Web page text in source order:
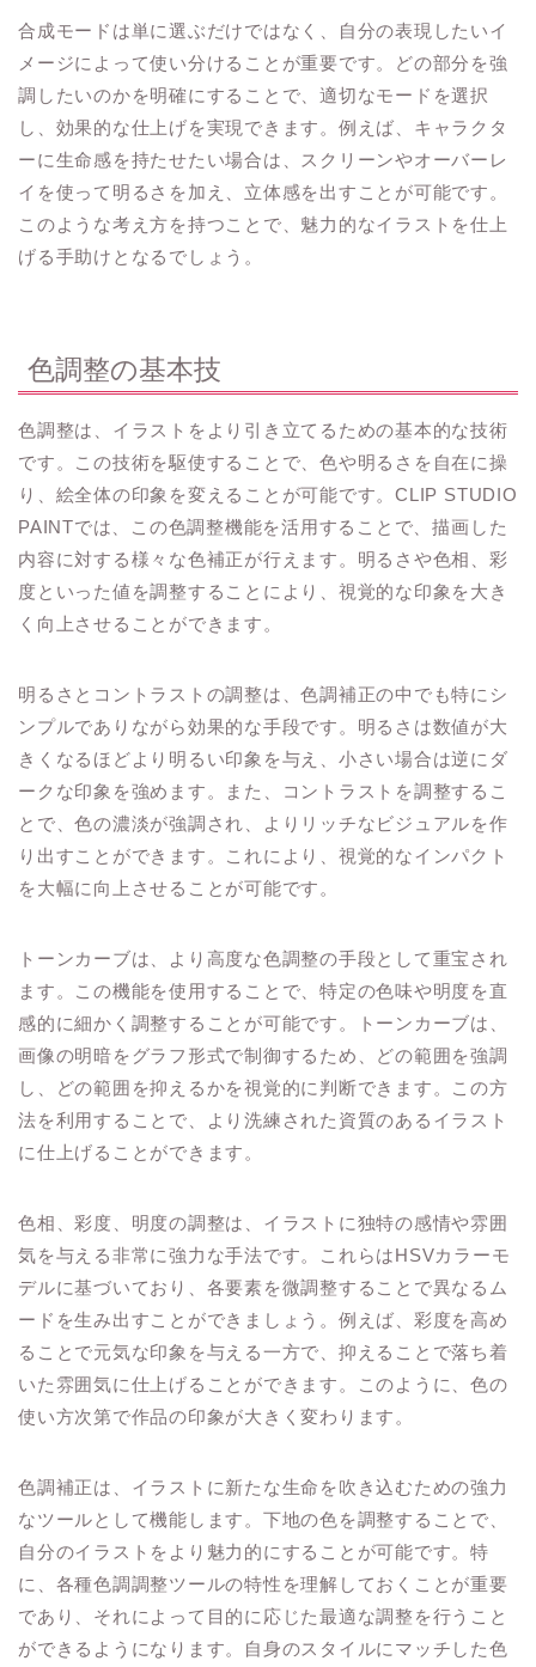
合成モードは単に選ぶだけではなく、自分の表現したいイ
メージによって使い分けることが重要です。どの部分を強
調したいのかを明確にすることで、適切なモードを選択
し、効果的な仕上げを実現できます。例えば、キャラクタ
ーに生命感を持たせたい場合は、スクリーンやオーバーレ
イを使って明るさを加え、立体感を出すことが可能です。
このような考え方を持つことで、魅力的なイラストを仕上
げる手助けとなるでしょう。
色調整の基本技
色調整は、イラストをより引き立てるための基本的な技術
です。この技術を駆使することで、色や明るさを自在に操
り、絵全体の印象を変えることが可能です。CLIP STUDIO
PAINTでは、この色調整機能を活用することで、描画した
内容に対する様々な色補正が行えます。明るさや色相、彩
度といった値を調整することにより、視覚的な印象を大き
く向上させることができます。
明るさとコントラストの調整は、色調補正の中でも特にシ
ンプルでありながら効果的な手段です。明るさは数値が大
きくなるほどより明るい印象を与え、小さい場合は逆にダ
ークな印象を強めます。また、コントラストを調整するこ
とで、色の濃淡が強調され、よりリッチなビジュアルを作
り出すことができます。これにより、視覚的なインパクト
を大幅に向上させることが可能です。
トーンカーブは、より高度な色調整の手段として重宝され
ます。この機能を使用することで、特定の色味や明度を直
感的に細かく調整することが可能です。トーンカーブは、
画像の明暗をグラフ形式で制御するため、どの範囲を強調
し、どの範囲を抑えるかを視覚的に判断できます。この方
法を利用することで、より洗練された資質のあるイラスト
に仕上げることができます。
色相、彩度、明度の調整は、イラストに独特の感情や雰囲
気を与える非常に強力な手法です。これらはHSVカラーモ
デルに基づいており、各要素を微調整することで異なるム
ードを生み出すことができましょう。例えば、彩度を高め
ることで元気な印象を与える一方で、抑えることで落ち着
いた雰囲気に仕上げることができます。このように、色の
使い方次第で作品の印象が大きく変わります。
色調補正は、イラストに新たな生命を吹き込むための強力
なツールとして機能します。下地の色を調整することで、
自分のイラストをより魅力的にすることが可能です。特
に、各種色調調整ツールの特性を理解しておくことが重要
であり、それによって目的に応じた最適な調整を行うこと
ができるようになります。自身のスタイルにマッチした色